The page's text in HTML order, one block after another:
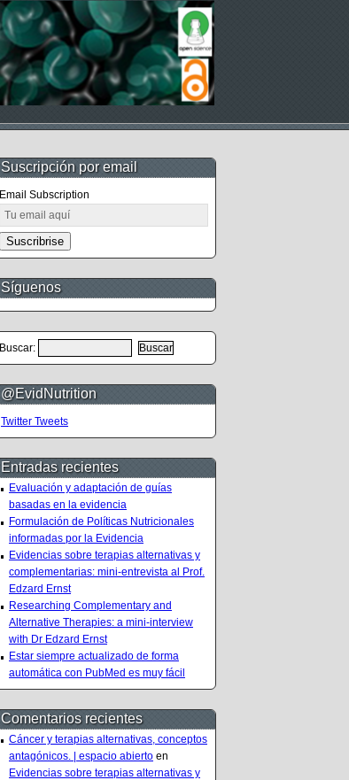
Suscripción por email
Email Subscription
Suscribrise
Síguenos
Buscar:
@EvidNutrition
Twitter Tweets
Entradas recientes
Evaluación y adaptación de guías
basadas en la evidencia
Formulación de Políticas Nutricionales
informadas por la Evidencia
Evidencias sobre terapias alternativas y
complementarias: mini-entrevista al Prof.
Edzard Ernst
Researching Complementary and
Alternative Therapies: a mini-interview
with Dr Edzard Ernst
Estar siempre actualizado de forma
automática con PubMed es muy fácil
Comentarios recientes
Cáncer y terapias alternativas, conceptos
antagónicos. | espacio abierto en
Evidencias sobre terapias alternativas y